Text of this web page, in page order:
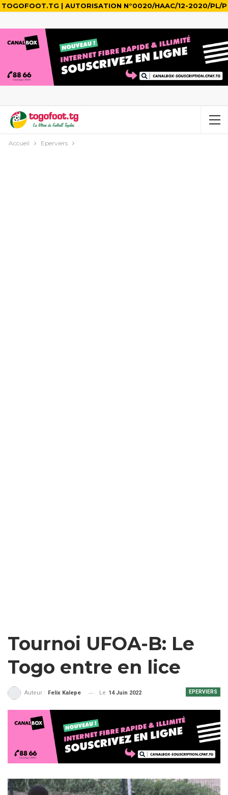
TOGOFOOT.TG | AUTORISATION N°0020/HAAC/12-2020/PL/P
Accueil Eperviers
Tournoi UFOA-B: Le
Togo entre en lice
EPERVIERS
Auteur : Felix Kalepe Le 14 Juin 2022